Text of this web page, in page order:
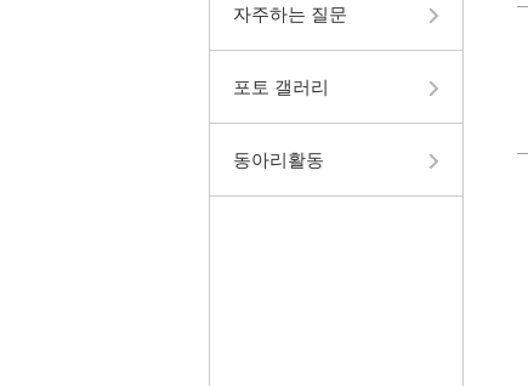
자주하는 질문
포토 갤러리
동아리활동